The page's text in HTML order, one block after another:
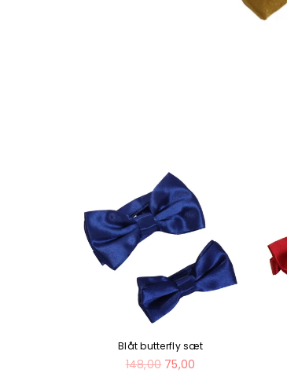
Blåt butterfly sæt
Normal
148,00 75,00